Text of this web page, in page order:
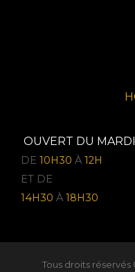
OUVERT DU
DE 10H30 À 12H
ET DE
14H30 À 18H30
Tous droits réservés